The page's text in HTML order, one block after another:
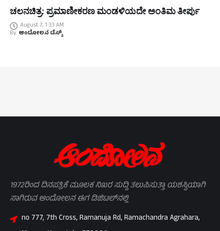
ಚಲನಚಿತ್ರ: ಪ್ರಮಾಣೀಕರಣ ಮಂಡಳಿಯದೇ ಅಂತಿಮ ತೀರ್ಪು
August 7, 1:33 AM
By ಆಂದೋಲನ ಡೆಸ್ಕ್
1972ರಿಂದ ದಿನಪತ್ರಿಕೆ ಮೂಲಕ ನಿಖರ ಸುದ್ದಿ ತಲುಪಿಸುತ್ತಾ ಯಶಸ್ವಿಯಾಗಿ
ಸಾಗಿರುವ ಆಂದೋಲನ ಈಗ ಡಿಜಿಟಲ್‌ನಲ್ಲಿ
no 777, 7th Cross, Ramanuja Rd, Ramachandra Agrahara,